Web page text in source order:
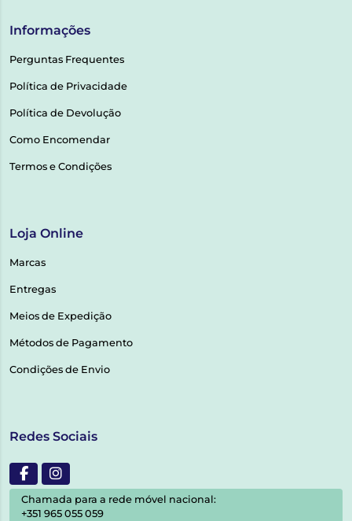
Informações
Perguntas Frequentes
Política de Privacidade
Política de Devolução
Como Encomendar
Termos e Condições
Loja Online
Marcas
Entregas
Meios de Expedição
Métodos de Pagamento
Condições de Envio
Redes Sociais
Chamada para a rede móvel nacional:
+351 965 055 059